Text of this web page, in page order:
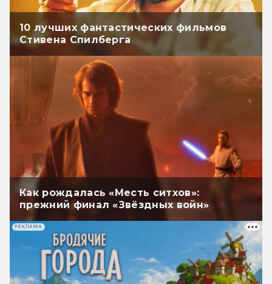
10 лучших фантастических фильмов
Стивена Спилберга
Как рождалась «Месть ситхов»:
прежний финал «Звёздных войн»
РЕКЛАМА